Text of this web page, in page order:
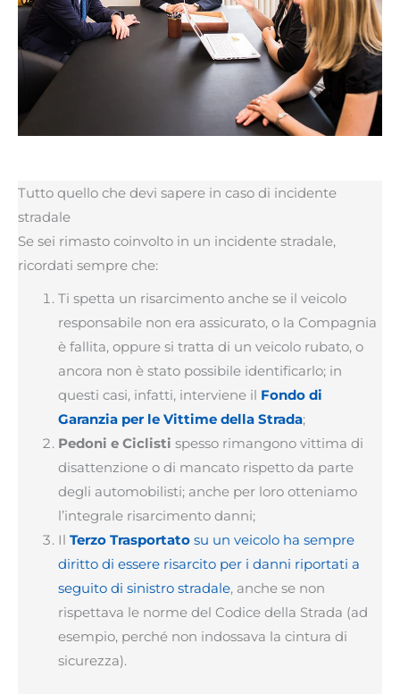
Tutto quello che devi sapere in caso di incidente
stradale
Se sei rimasto coinvolto in un incidente stradale,
ricordati sempre che:
Ti spetta un risarcimento anche se il veicolo
responsabile non era assicurato, o la Compagnia
è fallita, oppure si tratta di un veicolo rubato, o
ancora non è stato possibile identificarlo; in
questi casi, infatti, interviene il Fondo di
Garanzia per le Vittime della Strada;
Pedoni e Ciclisti spesso rimangono vittima di
disattenzione o di mancato rispetto da parte
degli automobilisti; anche per loro otteniamo
l’integrale risarcimento danni;
Il Terzo Trasportato su un veicolo ha sempre
diritto di essere risarcito per i danni riportati a
seguito di sinistro stradale, anche se non
rispettava le norme del Codice della Strada (ad
esempio, perché non indossava la cintura di
sicurezza).